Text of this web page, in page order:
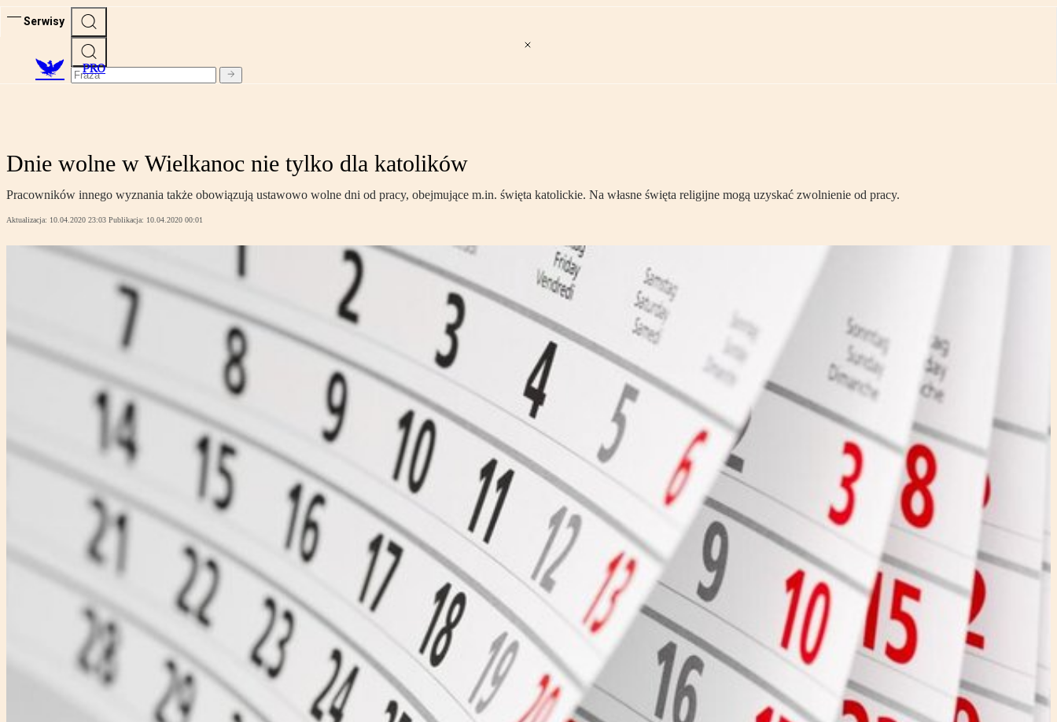
Serwisy
PRO
Dnie wolne w Wielkanoc nie tylko dla katolików
Pracowników innego wyznania także obowiązują ustawowo wolne dni od pracy, obejmujące m.in. święta katolickie. Na własne święta religijne mogą uzyskać zwolnienie od pracy.
Aktualizacja: 10.04.2020 23:03 Publikacja: 10.04.2020 00:01